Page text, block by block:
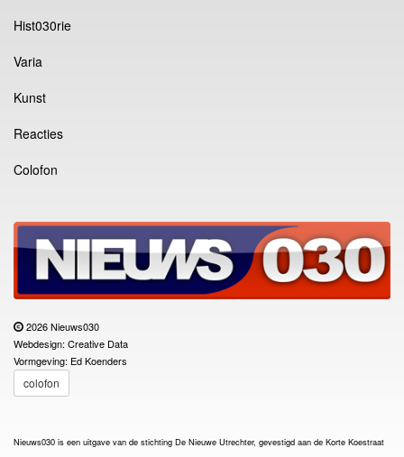
Hist030rie
Varia
Kunst
Reacties
Colofon
2026 Nieuws030
Webdesign: Creative Data
Vormgeving: Ed Koenders
colofon
Nieuws030 is een uitgave van de stichting De Nieuwe Utrechter, gevestigd aan de Korte Koestraat